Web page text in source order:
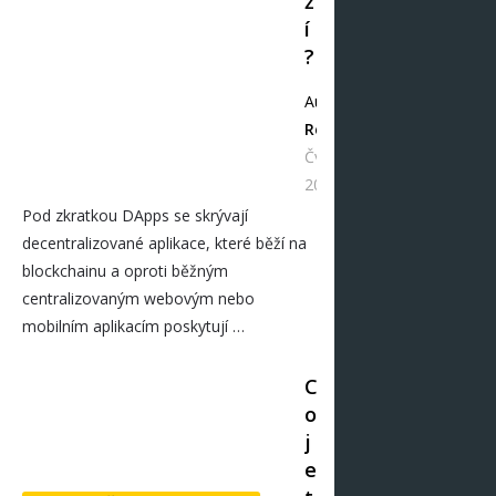
í
?
Autor
Redakce
Čvc 18,
2021
Pod zkratkou DApps se skrývají
decentralizované aplikace, které běží na
blockchainu a oproti běžným
centralizovaným webovým nebo
mobilním aplikacím poskytují …
C
o
j
e